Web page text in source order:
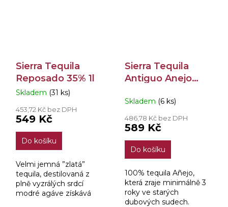
Sierra Tequila
Reposado 35% 1l
Průměrné
produktu
je
2,9
5
hvězdiček.
Skladem (31 ks)
453,72 Kč bez DPH
549 Kč
Do košíku
Velmi jemná ”zlatá”
tequila, destilovaná z
plně vyzrálých srdcí
modré agáve získává
Sierra Tequila
Antiguo Anejo
Skladem (6 ks)
486,78 Kč bez DPH
589 Kč
Do košíku
100% tequila Añejo,
která zraje minimálně 3
roky ve starých
dubových sudech.